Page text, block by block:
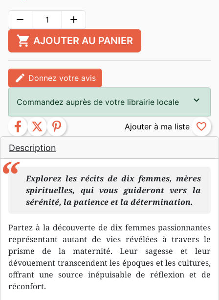
Description
Explorez les récits de dix femmes, mères
spirituelles, qui vous guideront vers la
sérénité, la patience et la détermination.
Partez à la découverte de dix femmes passionnantes
représentant autant de vies révélées à travers le
prisme de la maternité. Leur sagesse et leur
dévouement transcendent les époques et les cultures,
offrant une source inépuisable de réflexion et de
réconfort.
remove add
shopping_cart AJOUTER AU PANIER
edit Donnez votre avis
Commandez auprès de votre librairie locale
facebook twitter pinterest favorite_border